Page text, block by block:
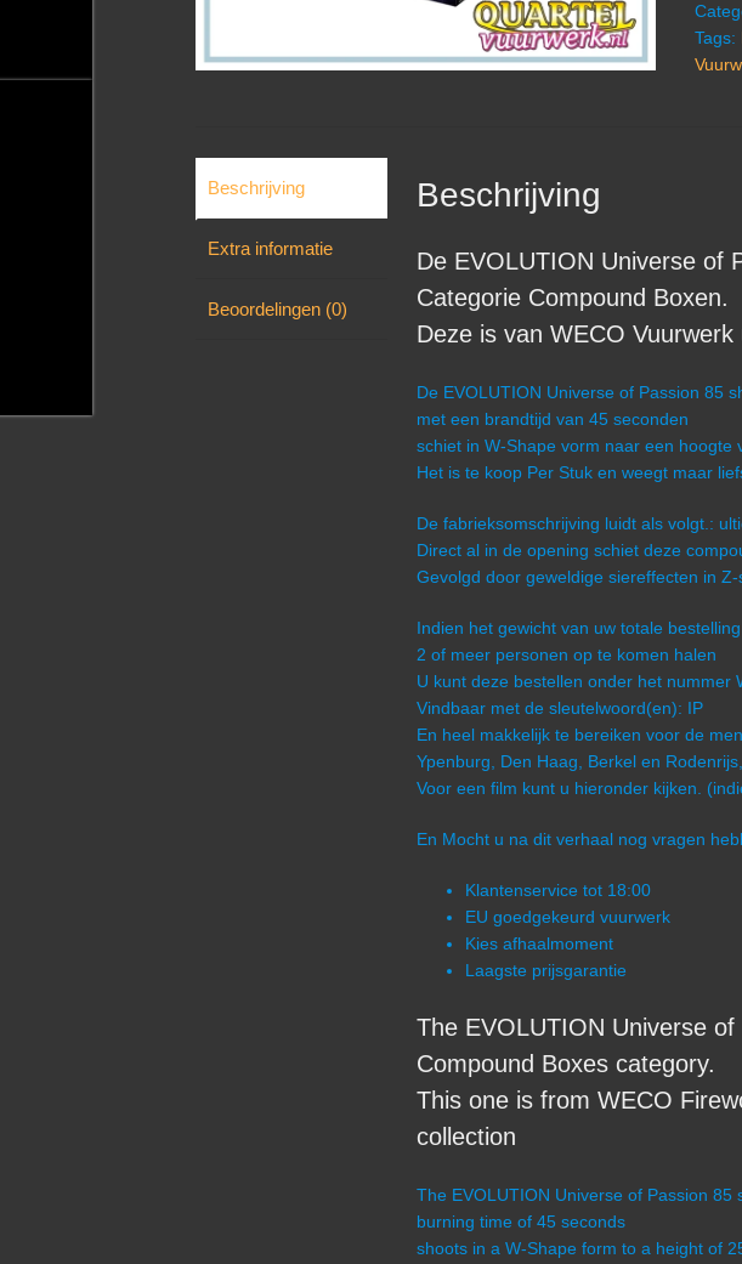
Tags:
Beschrijving
Extra informatie
Beoordelingen (0)
Beschrijving
De EVOLUTION Universe of
Categorie Compound Boxen.
Deze is van WECO
De EVOLUTION Universe of Passion 85
met een brandtijd van 45 seconden
schiet in W-Shape vorm naar een hoogte
Het is te koop Per Stuk en weegt maar
De fabrieksomschrijving luidt als volgt.:
Direct al in de opening schiet deze
Gevolgd door geweldige siereffecten in Z-
Indien het gewicht van uw totale
2 of meer personen op te komen halen
U kunt deze bestellen onder het nummer
Vindbaar met de sleutelwoord(en): IP
En heel makkelijk te bereiken voor de
Ypenburg, Den Haag, Berkel en
Voor een film kunt u hieronder kijken.
En Mocht u na dit verhaal nog vragen
Klantenservice tot 18:00
EU goedgekeurd vuurwerk
Kies afhaalmoment
Laagste prijsgarantie
The EVOLUTION Universe
Compound Boxes category.
This one is from WECO
collection
The EVOLUTION Universe of Passion
burning time of 45 seconds
shoots in a W-Shape form to a height of